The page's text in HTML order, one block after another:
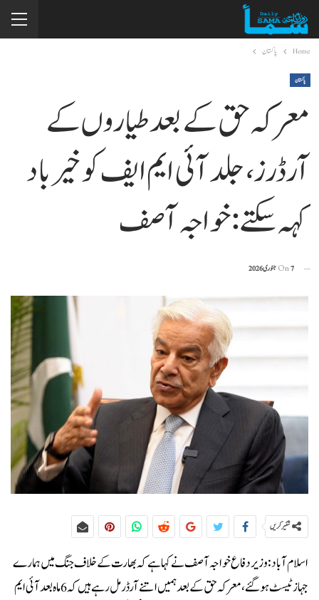
Home پاکستان
پاکستان
معرکہ حق کے بعد طیاروں کے
آرڈرز، جلد آئی ایم ایف کو خیرباد
کہہ سکتے: خواجہ آصف
On7 جنوری 2026
شئیر کریں
اسلام آباد:وزیر دفاع خواجہ آصف نے کہا ہے کہ بھارت کے خلاف جنگ میں ہمارے
جہاز ٹیسٹ ہوگئے، معرکہ حق کے بعد ہمیں اتنے آرڈرمل رہے ہیں کہ 6 ماہ بعد آئی ایم